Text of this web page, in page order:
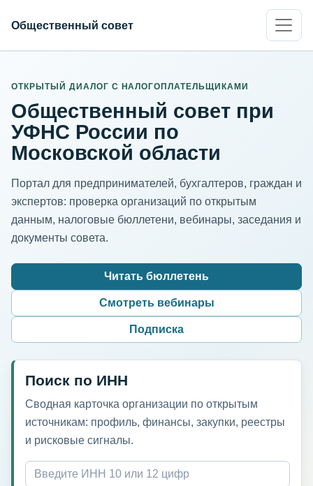
Общественный совет
ОТКРЫТЫЙ ДИАЛОГ С НАЛОГОПЛАТЕЛЬЩИКАМИ
Общественный совет при
УФНС России по
Московской области
Портал для предпринимателей, бухгалтеров, граждан и
экспертов: проверка организаций по открытым
данным, налоговые бюллетени, вебинары, заседания и
документы совета.
Читать бюллетень
Смотреть вебинары
Подписка
Поиск по ИНН
Сводная карточка организации по открытым
источникам: профиль, финансы, закупки, реестры
и рисковые сигналы.
ИНН организации
Адрес для нормализации